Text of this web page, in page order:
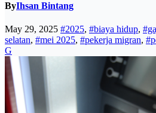
ByIhsan Bintang
May 29, 2025 #2025, #biaya hidup,
selatan, #mei 2025, #pekerja migran,
G